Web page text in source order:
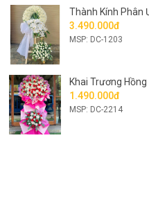
Thành Kính Phân
3.490.000đ
MSP: DC-1203
Khai Trương
1.490.000đ
MSP: DC-2214